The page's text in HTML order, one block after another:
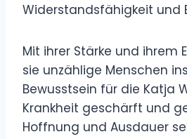
Widerstandsfähigkeit und
Mit ihrer Stärke und ihrem
sie unzählige Menschen
Bewusstsein für die Katja
Krankheit geschärft und
Hoffnung und Ausdauer